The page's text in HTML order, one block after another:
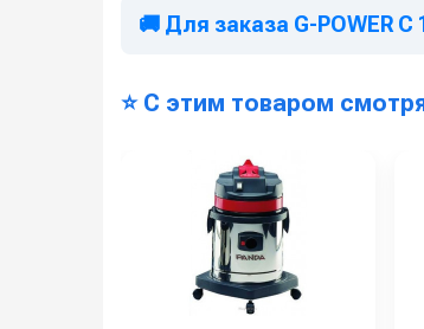
🚚 Для заказа G-POWER
⭐ С этим товаром